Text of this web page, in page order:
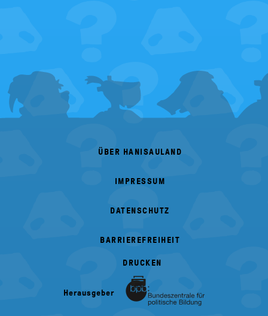
FOOTER
MENU
ÜBER HANISAULAND
IMPRESSUM
DATENSCHUTZ
BARRIEREFREIHEIT
DRUCKEN
Herausgeber